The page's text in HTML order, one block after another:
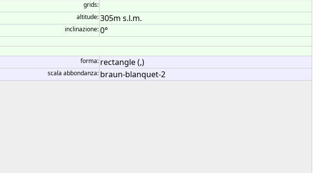
grids:
altitude:305m s.l.m.
inclinazione:0°
forma: rectangle (,)
scala abbondanza: braun-blanquet-2